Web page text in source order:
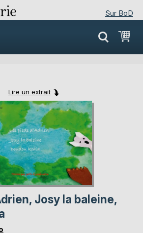
Sur BoD
Lire un extrait
Skip
to
the
end
of
the
images
gallery
Skip
to
the
beginning
of
the
images
gallery
Josy la baleine,